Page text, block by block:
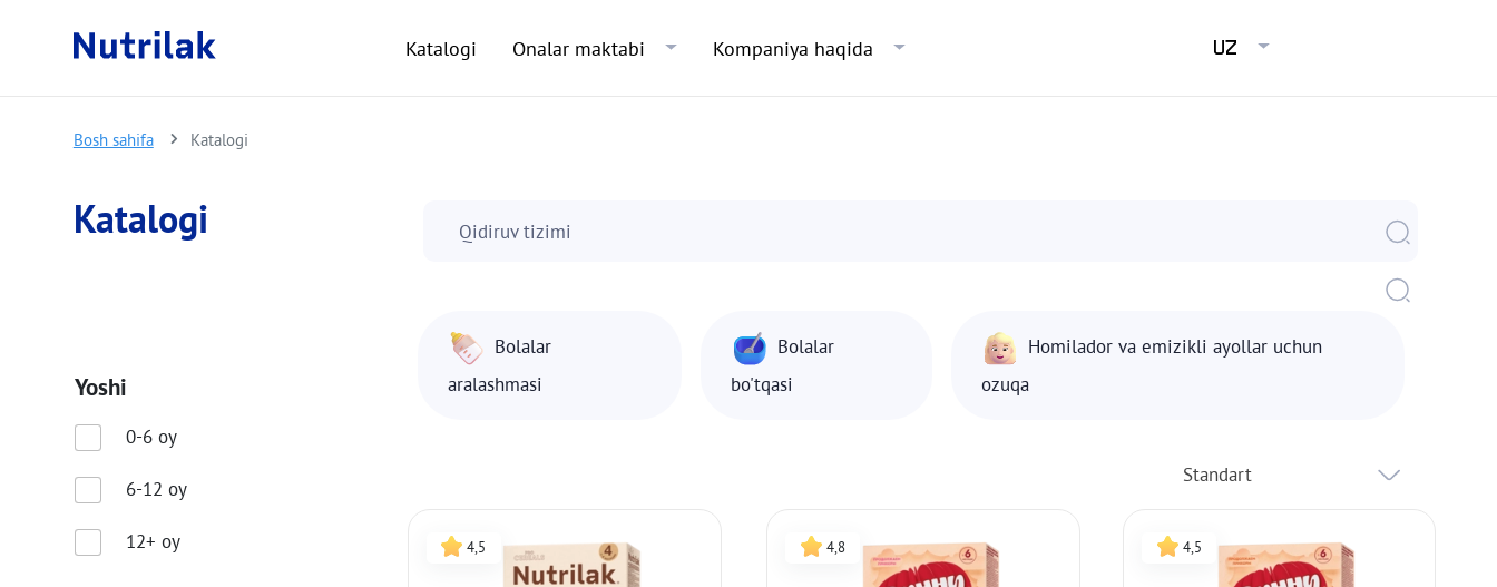
Katalogi Onalar maktabi Kompaniya haqida UZ
Bosh sahifa Katalogi
Katalogi Qidiruv tizimi
Bolalar
aralashmasi
Bolalar
bo'tqasi
Homilador va emizikli ayollar uchun
ozuqa
Standart
Yoshi
0-6 oy
6-12 oy
12+ oy 4,5 4,8 4,5